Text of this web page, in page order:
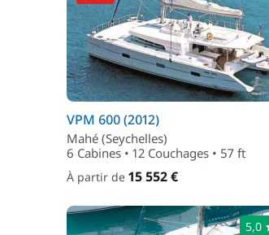
VPM 600 (2012)
Mahé (Seychelles)
6 Cabines • 12 Couchages • 57 ft
À partir de 15 552 €
5,0